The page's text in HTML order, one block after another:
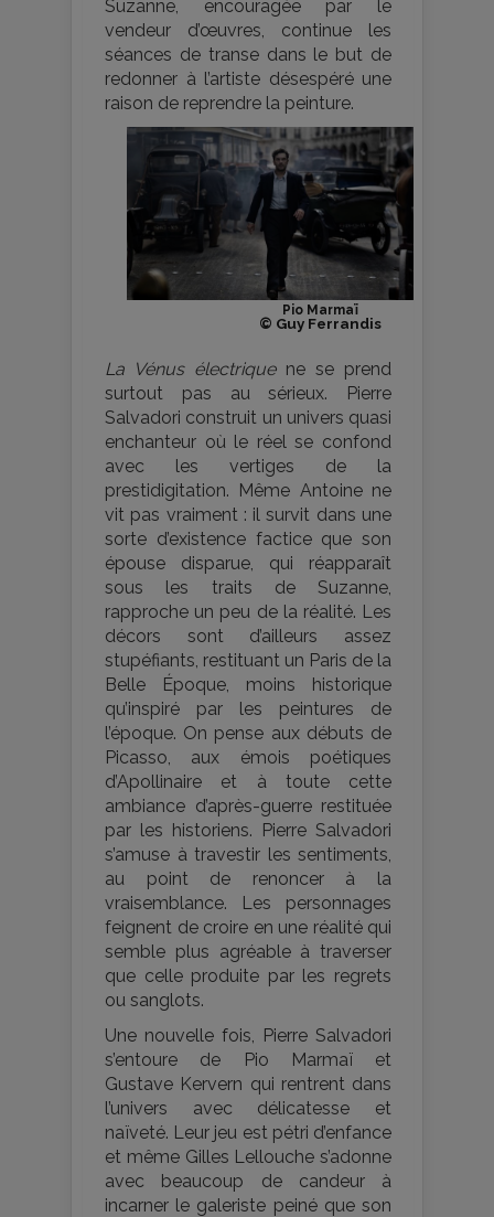
Suzanne, encouragée par le
vendeur d’œuvres, continue les
séances de transe dans le but de
redonner à l’artiste désespéré une
raison de reprendre la peinture.
Pio Marmaï
© Guy Ferrandis
La Vénus électriquene se prend
surtout pas au sérieux. Pierre
Salvadori construit un univers quasi
enchanteur où le réel se confond
avec les vertiges de la
prestidigitation. Même Antoine ne
vit pas vraiment : il survit dans une
sorte d’existence factice que son
épouse disparue, qui réapparaît
sous les traits de Suzanne,
rapproche un peu de la réalité. Les
décors sont d’ailleurs assez
stupéfiants, restituant un Paris de la
Belle Époque, moins historique
qu’inspiré par les peintures de
l’époque. On pense aux débuts de
Picasso, aux émois poétiques
d’Apollinaire et à toute cette
ambiance d’après-guerre restituée
par les historiens. Pierre Salvadori
s’amuse à travestir les sentiments,
au point de renoncer à la
vraisemblance. Les personnages
feignent de croire en une réalité qui
semble plus agréable à traverser
que celle produite par les regrets
ou sanglots.
Une nouvelle fois, Pierre Salvadori
s’entoure de Pio Marmaï et
Gustave Kervern qui rentrent dans
l’univers avec délicatesse et
naïveté. Leur jeu est pétri d’enfance
et même Gilles Lellouche s’adonne
avec beaucoup de candeur à
incarner le galeriste peiné que son